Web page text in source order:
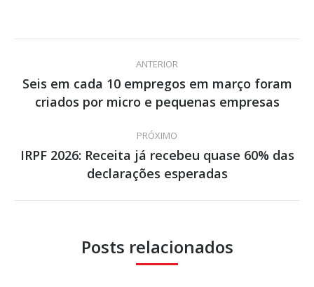
Navegação
de
post:
ANTERIOR
Post
anterior:
Seis em cada 10 empregos em março foram
criados por micro e pequenas empresas
PRÓXIMO
Próximo
post:
IRPF 2026: Receita já recebeu quase 60% das
declarações esperadas
Posts relacionados